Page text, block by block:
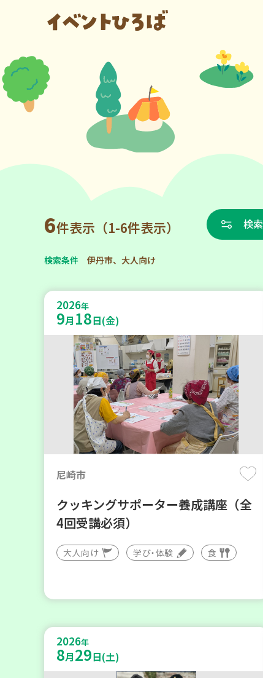
6件表示（1-6件表示） 検
検索条件 伊丹市、大人向け
2026年
9月 18日(金)
尼崎市
クッキングサポーター養成講座（全
4回受講必須）
大人向け 学び・体験 食
2026年
8月29日(土)